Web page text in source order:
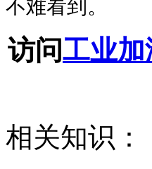
不难看到。
访问工业加
相关知识：